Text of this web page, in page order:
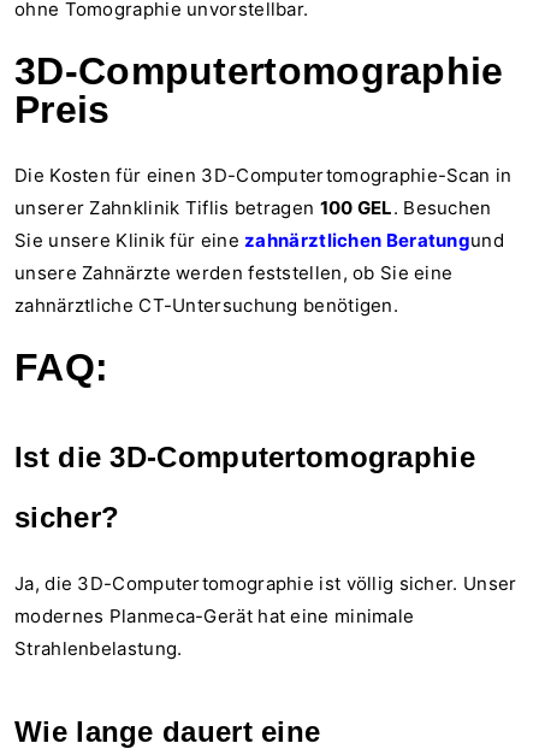
ohne Tomographie unvorstellbar.
3D-Computertomographie
Preis
Die Kosten für einen 3D-Computertomographie-Scan in
unserer Zahnklinik Tiflis betragen 100 GEL. Besuchen
Sie unsere Klinik für einezahnärztlichen Beratungund
unsere Zahnärzte werden feststellen, ob Sie eine
zahnärztliche CT-Untersuchung benötigen.
FAQ:
Ist die 3D-Computertomographie
sicher?
Ja, die 3D-Computertomographie ist völlig sicher. Unser
modernes Planmeca-Gerät hat eine minimale
Strahlenbelastung.
Wie lange dauert eine